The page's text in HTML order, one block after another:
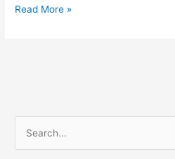
jlink
Read More »